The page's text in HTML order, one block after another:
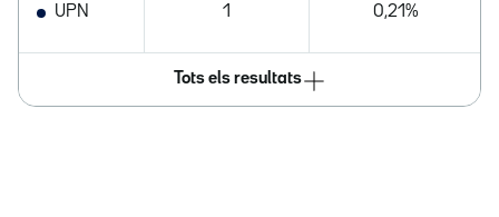
UPN 1 0,21%
Tots els resultats